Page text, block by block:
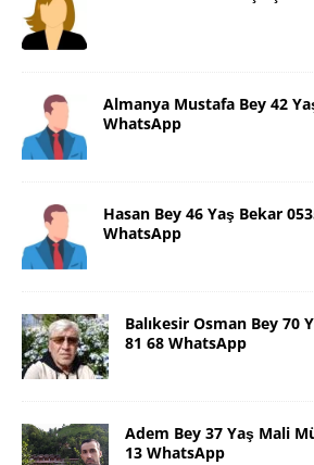
Almanya Mustafa Bey 42
WhatsApp
Hasan Bey 46 Yaş Bekar
WhatsApp
Balıkesir Osman Bey 70
81 68 WhatsApp
Adem Bey 37 Yaş Mali
13 WhatsApp